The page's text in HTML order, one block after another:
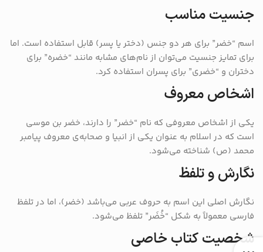
جنسیت مناسب
اسم “خضر” برای هر دو جنس (دختر یا پسر) قابل استفاده است. اما
برای تمایز جنسیت می‌توان از نام‌های مشابه مانند “خضره” برای
دختران و “خضری” برای پسران استفاده کرد.
اشخاص معروف
یکی از اشخاص معروفی که نام “خضر” را دارند، خضر بن موسی
است که در اسلام به عنوان یکی از انبیا و صحابه‌ی معروف پیامبر
محمد (ص) شناخته می‌شود.
نگارش و تلفظ
نگارش اصلی این اسم به حروف عربی می‌باشد (خضر)، اما در تلفظ
فارسی معمولاً به شکل “خُضَر” تلفظ می‌شود.
شخصیت کتاب خاصی